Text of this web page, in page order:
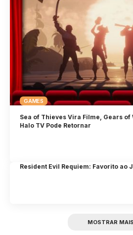
GAMES
Sea of Thieves Vira Filme, Gears of
Halo TV Pode Retornar
Resident Evil Requiem: Favorito ao
MOSTRAR MAIS